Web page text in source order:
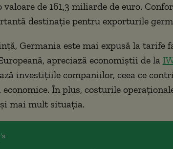
de 161,3 miliarde de euro.
destinaţie pentru exporturile
Germania este mai expusă la tarife
apreciază economiştii de la
investiţiile companiilor, ceea ce
În plus, costurile
mai mult situaţia.